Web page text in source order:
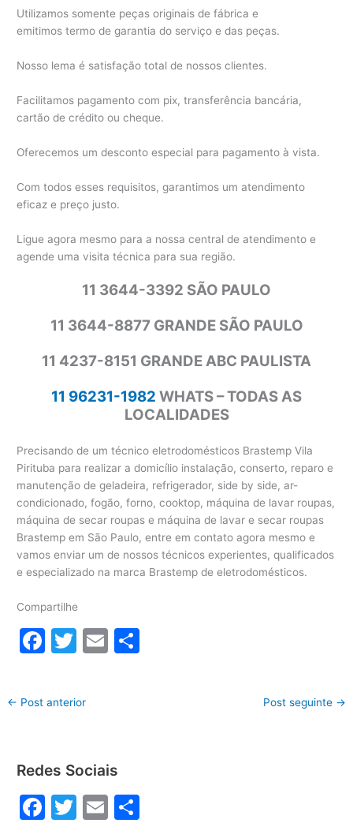
Utilizamos somente peças originais de fábrica e
emitimos termo de garantia do serviço e das peças.
Nosso lema é satisfação total de nossos clientes.
Facilitamos pagamento com pix, transferência bancária,
cartão de crédito ou cheque.
Oferecemos um desconto especial para pagamento à vista.
Com todos esses requisitos, garantimos um atendimento
eficaz e preço justo.
Ligue agora mesmo para a nossa central de atendimento e
agende uma visita técnica para sua região.
11 3644-3392 SÃO PAULO
11 3644-8877 GRANDE SÃO PAULO
11 4237-8151 GRANDE ABC PAULISTA
11 96231-1982 WHATS – TODAS AS
LOCALIDADES
Precisando de um técnico eletrodomésticos Brastemp Vila
Pirituba para realizar a domicílio instalação, conserto, reparo e
manutenção de geladeira, refrigerador, side by side, ar-
condicionado, fogão, forno, cooktop, máquina de lavar roupas,
máquina de secar roupas e máquina de lavar e secar roupas
Brastemp em São Paulo, entre em contato agora mesmo e
vamos enviar um de nossos técnicos experientes, qualificados
e especializado na marca Brastemp de eletrodomésticos.
Compartilhe
F
e
o
o
k
T
er
E
← Post anterior Post seguinte →
Redes Sociais
F
T
E